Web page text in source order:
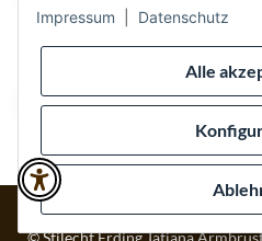
Alle
Impressum Datenschutz
Wir versenden via:
* Alle Preise inkl.
© Stilecht Erding Tatjana